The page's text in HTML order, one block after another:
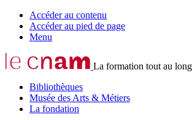
Accéder au contenu
Accéder au pied de page
Menu
La formation tout au
Bibliothèques
Musée des Arts & Métiers
La fondation